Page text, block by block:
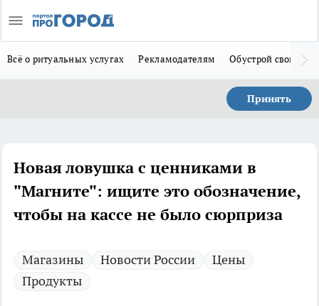
Всё о ритуальных услугах Рекламодателям Обустрой свой дом
Принять
Новая ловушка с ценниками в
"Магните": ищите это обозначение,
чтобы на кассе не было сюрприза
Магазины Новости России
Цены
Продукты